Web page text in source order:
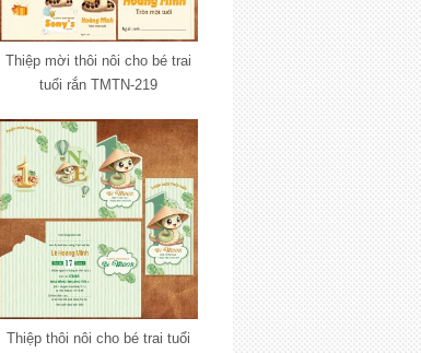
Thiệp mời thôi nôi cho bé trai
tuổi rắn TMTN-219
Thiệp thôi nôi cho bé trai tuổi